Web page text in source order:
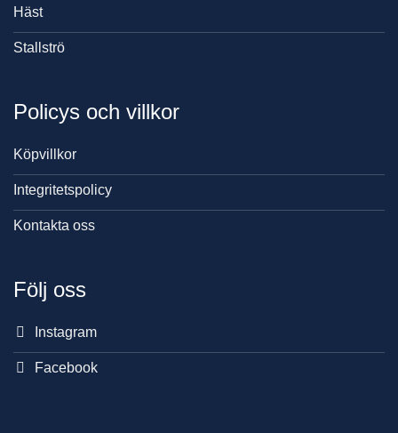
Häst
Stallströ
Policys och villkor
Köpvillkor
Integritetspolicy
Kontakta oss
Följ oss
Instagram
Facebook